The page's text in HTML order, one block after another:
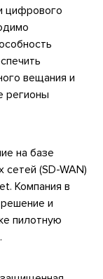
цифрового
вещания и
регионы
на базе
(SD-WAN)
Компания в
и
пилотную